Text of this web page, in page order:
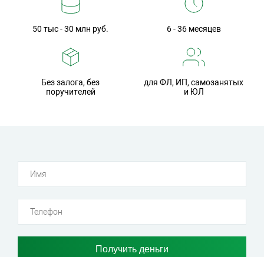
50 тыс - 30 млн руб. 6 - 36 месяцев
Без залога, без
поручителей
для ФЛ, ИП, самозанятых
и ЮЛ